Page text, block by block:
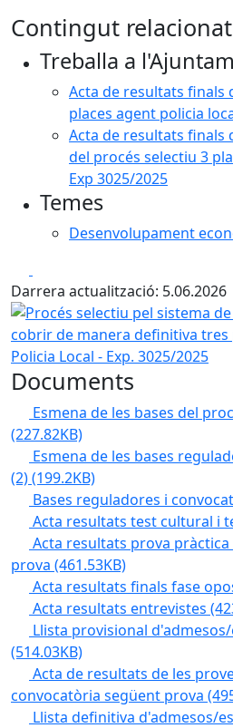
Contingut relacionat
Treballa a
Acta de resultats finals
places agent policia
Acta de resultats finals
del procés selectiu 3
Exp 3025/2025
Temes
Desenvolupament
Darrera actualització: 5.06.2026
Procés selectiu pel sistema de
Documents
Esmena de les bases del
(227.82KB)
Esmena de les bases
(2)(199.2KB)
Bases reguladores i
Acta resultats test cultural i
Acta resultats prova
prova (461.53KB)
Acta resultats finals fase
Acta resultats entrevistes
Llista provisional
(514.03KB)
Acta de resultats de les
convocatòria següent prova
Llista definitiva d'admesos/